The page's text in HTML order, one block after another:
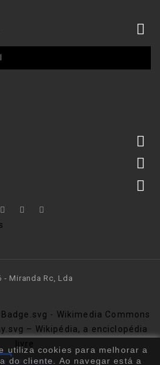




utiliza cookies para melhorar a
do cliente. Ao navegar está a
- Miranda Rc, Lda